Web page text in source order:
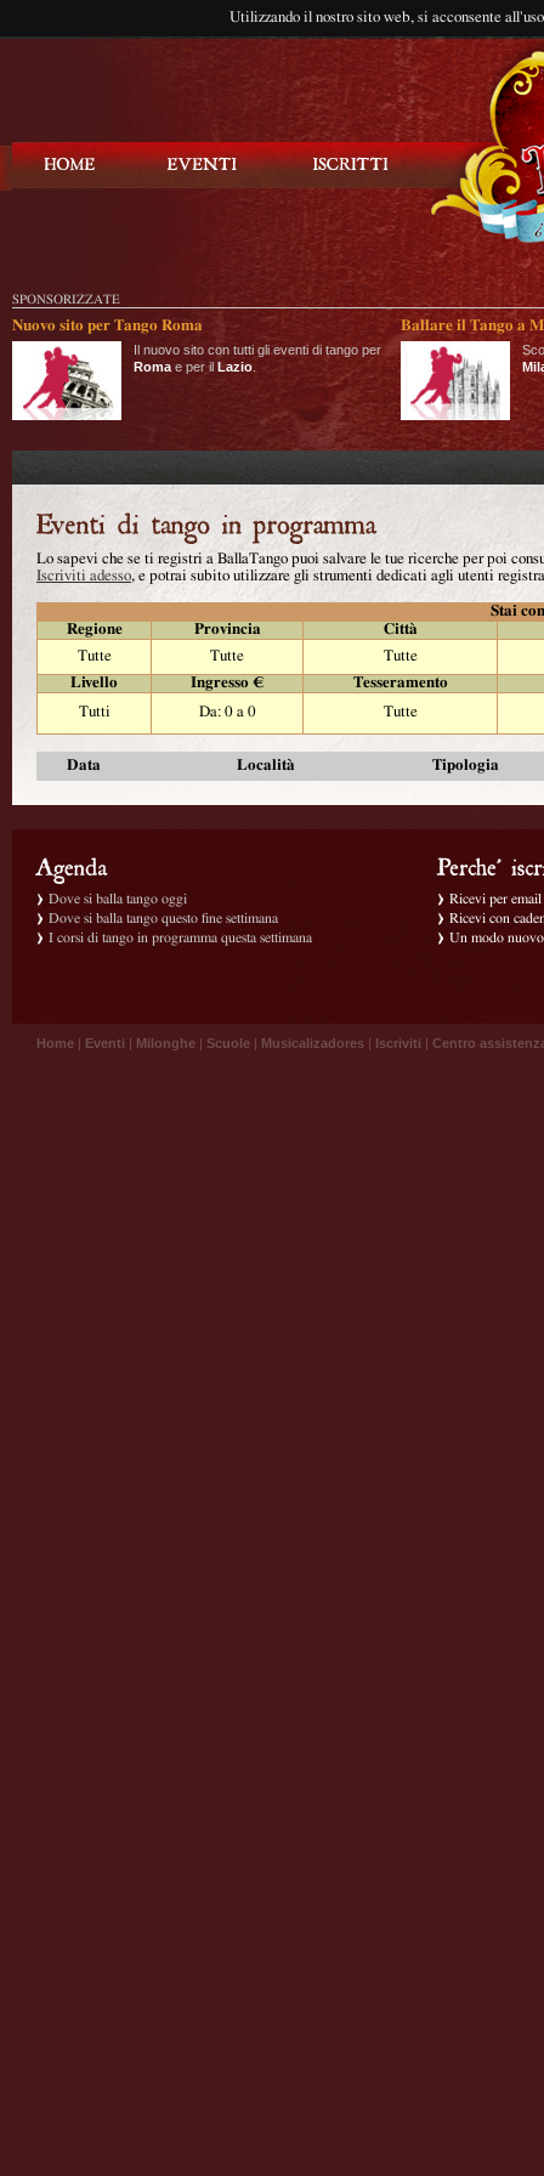
Utilizzando il nostro sito web, si acconsente
SPONSORIZZATE
Nuovo sito per Tango Roma
Il nuovo sito con tutti gli eventi di tango per
Roma e per il Lazio
Ballare il Tango a
Lo sapevi che se ti registri a BallaTango puoi salvare le tue ricerche per poi
Iscriviti adesso, e potrai subito utilizzare gli strumenti dedicati agli utenti
Stai
Regione
Provincia
Città
Tutte
Tutte
Tutte
Livello
Ingresso €
Tesseramento
Tutti
Da: 0 a 0 Tutte
Data Località Tipologia
Dove si balla tango oggi
Dove si balla tango questo fine settimana
I corsi di tango in programma questa settimana
Ricevi per
Ricevi con
Un modo
Home | Eventi | Milonghe | Scuole | Musicalizadores | Iscriviti | Centro